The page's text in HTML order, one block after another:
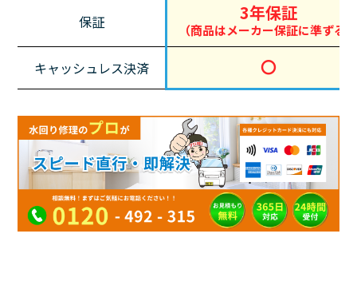
保証 3年保証
（商品はメーカー保証に準ずる
キャッシュレス決済 〇